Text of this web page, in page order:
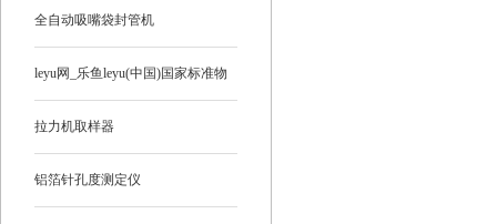
全自动吸嘴袋封管机
leyu网_乐鱼leyu(中国)国家标准物
质
拉力机取样器
铝箔针孔度测定仪